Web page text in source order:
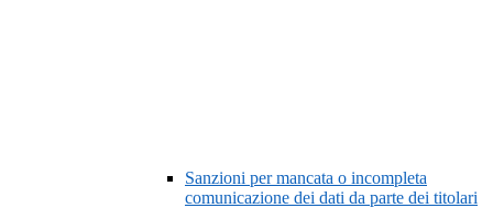
Sanzioni per mancata o incompleta
comunicazione dei dati da parte dei titolari